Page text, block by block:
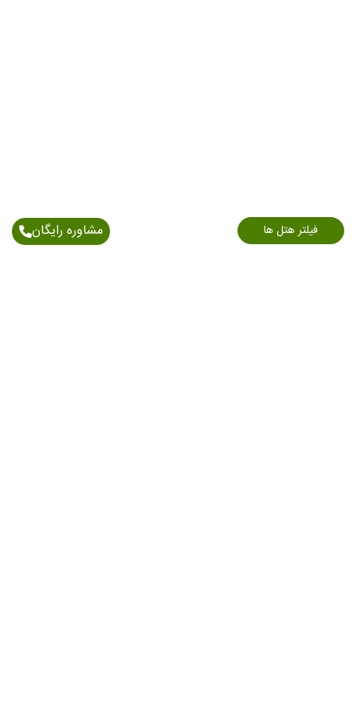
فیلتر هتل ها مشاوره رایگان